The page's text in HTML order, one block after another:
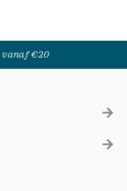
vanaf €20